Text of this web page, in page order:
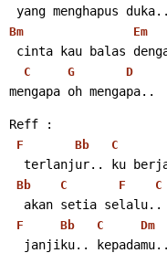
yang menghapus duka..
Bm Em
cinta kau balas
C G D
mengapa oh mengapa..
Reff :
F Bb C
terlanjur.. ku
Bb C F C
  akan setia selalu..
F Bb C Dm
  janjiku.. kepadamu..